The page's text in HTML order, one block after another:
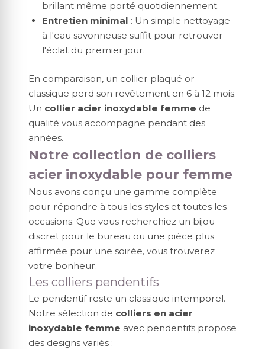
brillant même porté quotidiennement.
Entretien minimal : Un simple nettoyage
à l'eau savonneuse suffit pour retrouver
l'éclat du premier jour.
En comparaison, un collier plaqué or
classique perd son revêtement en 6 à 12 mois.
Un collier acier inoxydable femme de
qualité vous accompagne pendant des
années.
Notre collection de colliers
acier inoxydable pour femme
Nous avons conçu une gamme complète
pour répondre à tous les styles et toutes les
occasions. Que vous recherchiez un bijou
discret pour le bureau ou une pièce plus
affirmée pour une soirée, vous trouverez
votre bonheur.
Les colliers pendentifs
Le pendentif reste un classique intemporel.
Notre sélection de colliers en acier
inoxydable femme avec pendentifs propose
des designs variés :